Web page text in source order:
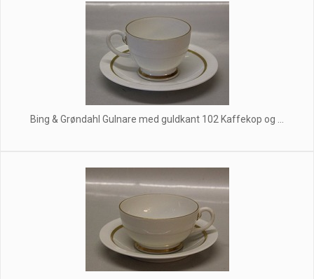
Bing & Grøndahl Gulnare med guldkant 102 Kaffekop og ...